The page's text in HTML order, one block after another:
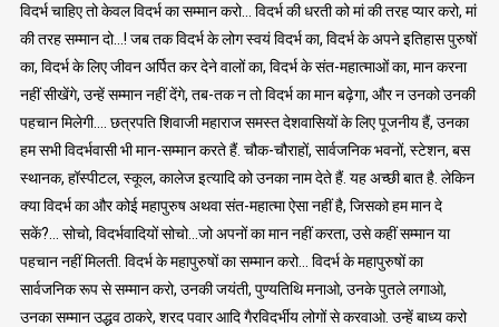
विदर्भ चाहिए तो केवल विदर्भ का सम्मान करो… विदर्भ की धरती को मां की तरह प्यार करो, मां
की तरह सम्मान दो…! जब तक विदर्भ के लोग स्वयं विदर्भ का, विदर्भ के अपने इतिहास पुरुषों
का, विदर्भ के लिए जीवन अर्पित कर देने वालों का, विदर्भ के संत-महात्माओं का, मान करना
नहीं सीखेंगे, उन्हें सम्मान नहीं देंगे, तब-तक न तो विदर्भ का मान बढ़ेगा, और न उनको उनकी
पहचान मिलेगी…. छत्रपति शिवाजी महाराज समस्त देशवासियों के लिए पूजनीय हैं, उनका
हम सभी विदर्भवासी भी मान-सम्मान करते हैं. चौक-चौराहों, सार्वजनिक भवनों, स्टेशन, बस
स्थानक, हॉस्पीटल, स्कूल, कालेज इत्यादि को उनका नाम देते हैं. यह अच्छी बात है. लेकिन
क्या विदर्भ का और कोई महापुरुष अथवा संत-महात्मा ऐसा नहीं है, जिसको हम मान दे
सकें?… सोचो, विदर्भवादियों सोचो…जो अपनों का मान नहीं करता, उसे कहीं सम्मान या
पहचान नहीं मिलती. विदर्भ के महापुरुषों का सम्मान करो… विदर्भ के महापुरुषों का
सार्वजनिक रूप से सम्मान करो, उनकी जयंती, पुण्यतिथि मनाओ, उनके पुतले लगाओ,
उनका सम्मान उद्धव ठाकरे, शरद पवार आदि गैरविदर्भीय लोगों से करवाओ. उन्हें बाध्य करो